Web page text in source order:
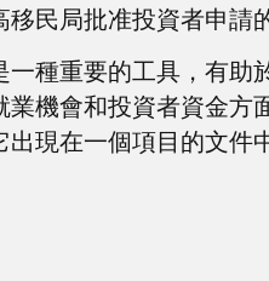
移民局批准投資者申請
一種重要的工具，有助
業機會和投資者資金方
出現在一個項目的文件